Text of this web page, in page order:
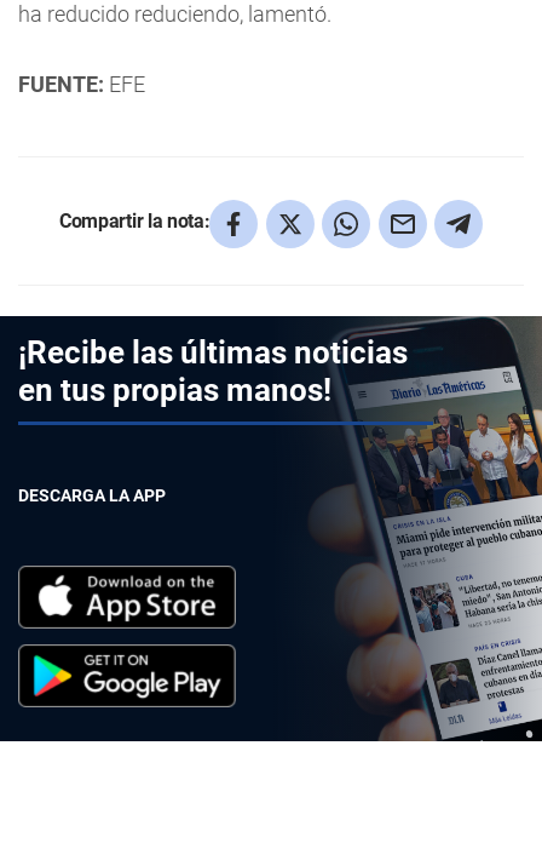
ha reducido reduciendo, lamentó.
FUENTE: EFE
Compartir la nota:
¡Recibe las últimas noticias
en tus propias manos!
DESCARGA LA APP